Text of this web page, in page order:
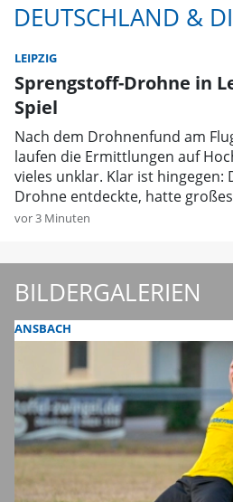
DEUTSCHLAND &
LEIPZIG
Sprengstoff-Drohne in
Spiel
Nach dem Drohnenfund am
laufen die Ermittlungen auf
vieles unklar. Klar ist hingegen:
Drohne entdeckte, hatte
vor 3 Minuten
BILDERGALERIEN
ANSBACH